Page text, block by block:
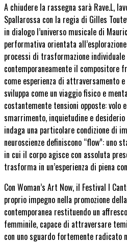
A chiudere la rassegna sarà Rave.L,
Spallarossa con la regia di Gilles
in dialogo l’universo musicale di
performativa orientata
processi di trasformazione
contemporaneamente il compositore
come esperienza di attraversamento
sviluppa come un viaggio fisico e
costantemente tensioni opposte: volo
smarrimento, inquietudine e desiderio
indaga una particolare condizione di
neuroscienze definiscono “flow”: uno
in cui il corpo agisce con assoluta
trasforma in un’esperienza di piena
Con Woman’s Art Now, il Festival I
proprio impegno nella promozione
contemporanea restituendo un
femminile, capace di attraversare
con uno sguardo fortemente radicato